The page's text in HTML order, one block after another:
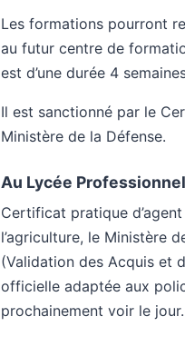
Les formations pourront
au futur centre de
est d’une durée 4
Il est sanctionné par le
Ministère de la Défense.
Au Lycée
Certificat pratique
l’agriculture, le Ministère
(Validation des Acquis et
officielle adaptée aux
prochainement voir le jour.